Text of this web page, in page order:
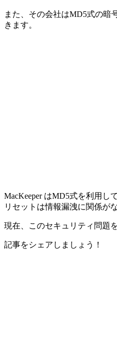
また、その会社はMD5式の暗
きます。
MacKeeper はMD5式を利用
リセットは情報漏洩に関係が
現在、このセキュリティ問題
記事をシェアしましょう！